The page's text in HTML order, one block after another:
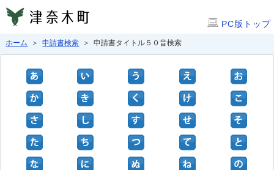
PC版トップ
ホーム ＞申請書検索 ＞ 申請書タイトル５０音検索